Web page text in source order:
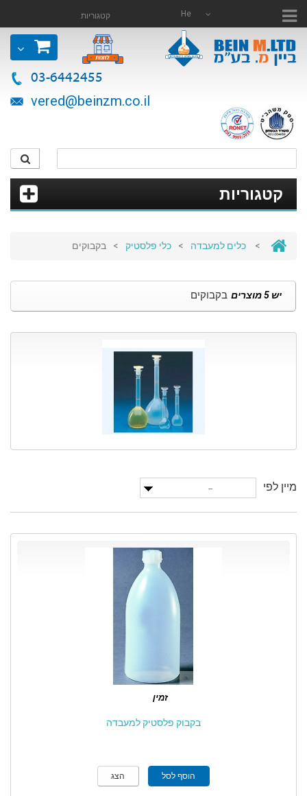
He קטגוריות
03-6442455
vered@beinzm.co.il
קטגוריות
> כלים למעבדה > כלי פלסטיק > בקבוקים
בקבוקים יש 5 מוצרים
מיין לפי --
זמין
בקבוק פלסטיק למעבדה
הוסף לסל הצג